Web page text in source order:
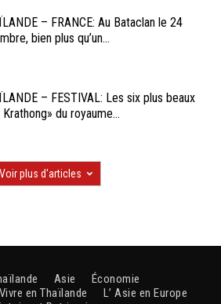
– FRANCE: Au Bataclan le 24
bien plus qu’un...
– FESTIVAL: Les six plus beaux
Krathong» du royaume...
Voir plus d'articles
Asie
Économie
Vivre en Thaïlande
L’ Asie en Europe